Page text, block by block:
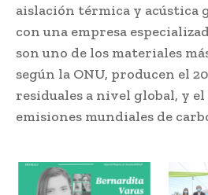
aislación térmica y acústica
con una empresa
son uno de los materiales
según la ONU, producen el
residuales a nivel global, y el
emisiones mundiales de